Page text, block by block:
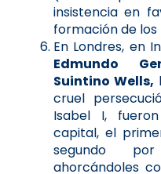
insistencia en
formación de los
En Londres, en
Edmundo
Suintino Wells,
cruel
Isabel I,
capital, el
segundo
ahorcándoles